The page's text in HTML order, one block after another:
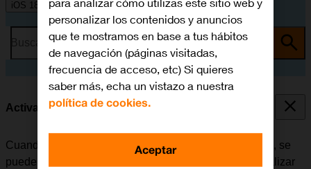
iOS 18
Busca por problema o tema
Activar o desactivar la llamada en espera
Cuando la función de llamada en espera está activada, se
puede responder una nueva llamada sin tener que finalizar
personalizar los contenidos y anuncios
que te mostramos en base a tus hábitos
de navegación (páginas visitadas,
frecuencia de acceso, etc) Si quieres
saber más, echa un vistazo a nuestra
política de cookies.
Aceptar